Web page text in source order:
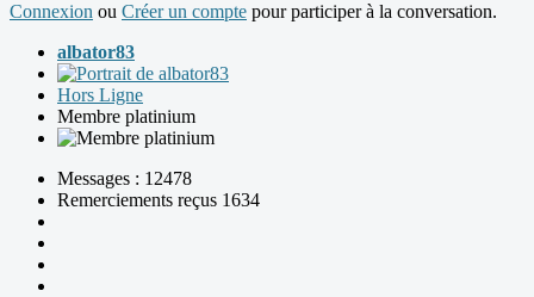
Connexion ou Créer un compte pour participer à la conversation.
albator83
Hors Ligne
Membre platinium
Messages : 12478
Remerciements reçus 1634